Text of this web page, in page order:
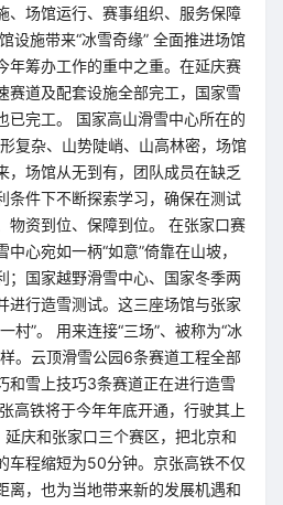
、场馆运行、赛事组织、服务保障
设施带来“冰雪奇缘” 全面推进场馆
年筹办工作的重中之重。在延庆赛
赛道及配套设施全部完工，国家雪
已完工。 国家高山滑雪中心所在的
复杂、山势陡峭、山高林密，场馆
，场馆从无到有，团队成员在缺乏
条件下不断探索学习，确保在测试
物资到位、保障到位。 在张家口赛
心宛如一柄“如意”倚靠在山坡，
；国家越野滑雪中心、国家冬季两
进行造雪测试。这三座场馆与张家
村”。 用来连接“三场”、被称为“冰
。云顶滑雪公园6条赛道工程全部
和雪上技巧3条赛道正在进行造雪
高铁将于今年年底开通，行驶其上
延庆和张家口三个赛区，把北京和
车程缩短为50分钟。京张高铁不仅
离，也为当地带来新的发展机遇和